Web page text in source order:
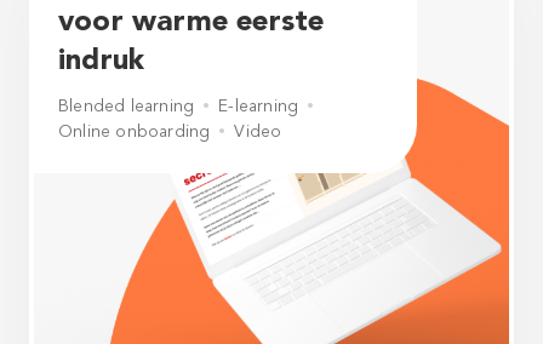
voor warme eerste
indruk
Blended learning
E-learning
Online onboarding
Video